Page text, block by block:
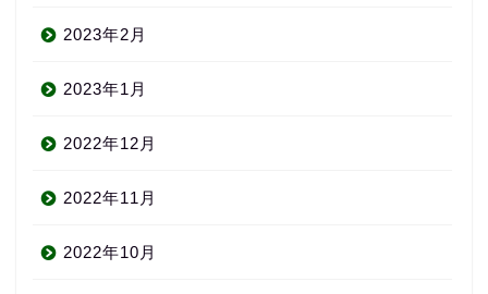
2023年2月
2023年1月
2022年12月
2022年11月
2022年10月